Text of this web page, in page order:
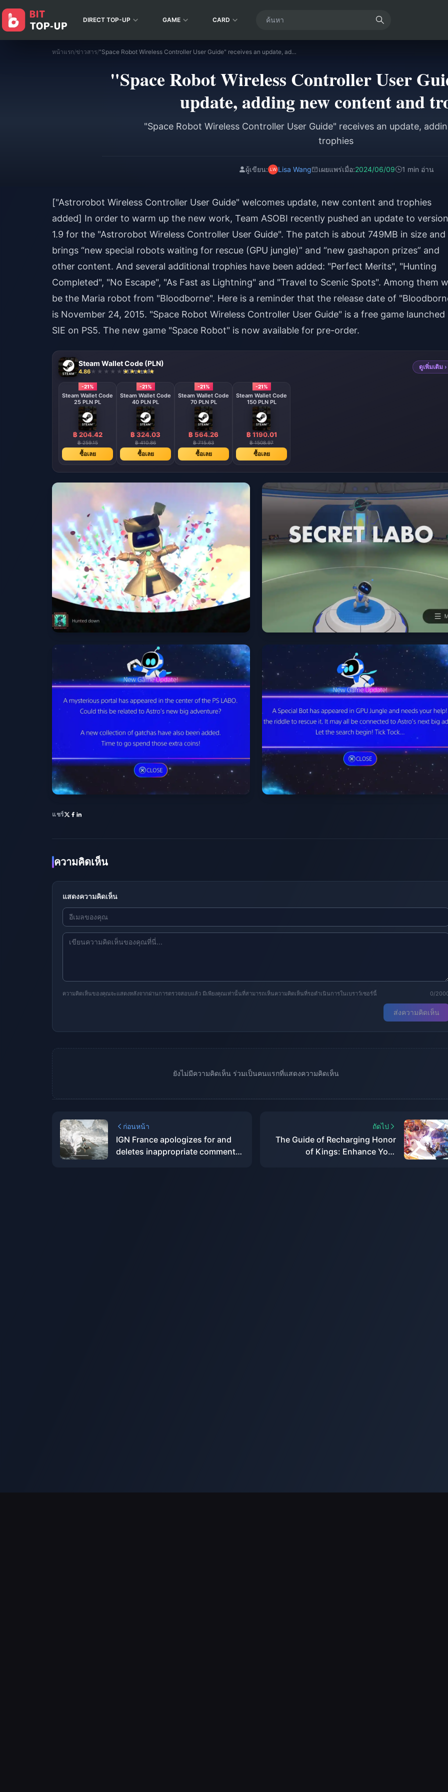
DIRECT TOP-UP GAME CARD
หน้าแรก/ข่าวสาร/ "Space Robot Wireless Controller User Guide" receives an update, adding new content and trophies
"Space Robot Wireless Controller User
update, adding new content and
"Space Robot Wireless Controller User Guide" receives an update,
trophies
ผู้เขียน: Lisa Wang เผยแพร่เมื่อ:2024/06/09 1 min อ่าน
["Astrorobot Wireless Controller User Guide" welcomes update, new content and trophies
added] In order to warm up the new work, Team ASOBI recently pushed an update to version
1.9 for the "Astrorobot Wireless Controller User Guide". The patch is about 749MB in size and
brings “new special robots waiting for rescue (GPU jungle)” and “new gashapon prizes” and
other content. And several additional trophies have been added: "Perfect Merits", "Hunting
Completed", "No Escape", "As Fast as Lightning" and "Travel to Scenic Spots". Among them
be the Maria robot from "Bloodborne". Here is a reminder that the release date of
is November 24, 2015. "Space Robot Wireless Controller User Guide" is a free game launched
SIE on PS5. The new game "Space Robot" is now available for pre-order.
Steam Wallet Code (PLN)
4.86 917 ขายแล้ว
ดูเพิ่มเติม ›
-21%
Steam Wallet Code
25 PLN PL
฿ 204.42
฿ 259.15
ซื้อเลย
-21%
Steam Wallet Code
40 PLN PL
฿ 324.03
฿ 410.86
ซื้อเลย
-21%
Steam Wallet Code
70 PLN PL
฿ 564.26
฿ 715.63
ซื้อเลย
-21%
Steam Wallet Code
150 PLN PL
฿ 1190.01
฿ 1508.97
ซื้อเลย
แชร์
ความคิดเห็น
แสดงความคิดเห็น
ความคิดเห็นของคุณจะแสดงหลังจากผ่านการตรวจสอบแล้ว มีเพียงคุณเท่านั้นที่สามารถเห็นความคิดเห็นที่รอดำเนินการในเบราว์เซอร์นี้ 0/
ส่งความคิดเห็น
ยังไม่มีความคิดเห็น ร่วมเป็นคนแรกที่แสดงความคิดเห็น
ก่อนหน้า
IGN France apologizes for and
deletes inappropriate comments
ถัดไป
The Guide of Recharging Honor
of Kings: Enhance Your